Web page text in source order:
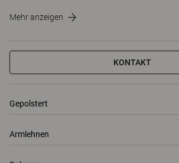
Mehr anzeigen
KONTAKT
Gepolstert
Armlehnen